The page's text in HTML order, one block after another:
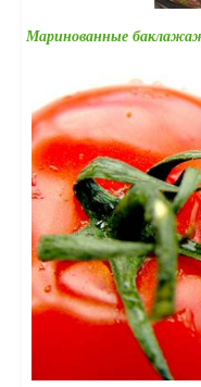
Маринованные